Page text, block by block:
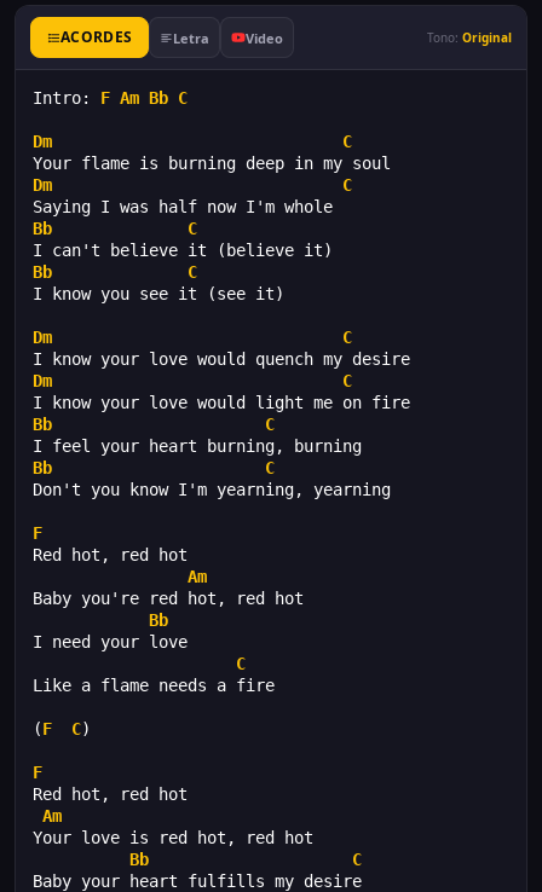
ACORDES Letra Video Tono: Original
Intro: F Am Bb C
Dm
C
Your flame is burning deep in my soul
Dm
C
Saying I was half now I'm whole
Bb
C
I can't believe it (believe it)
Bb
C
I know you see it (see it)
Dm
C
I know your love would quench my desire
Dm
C
I know your love would light me on fire
Bb
C
I feel your heart burning, burning
Bb
C
Don't you know I'm yearning, yearning
F
Red hot, red hot
Am
Baby you're red hot, red hot
Bb
I need your love
C
Like a flame needs a fire
(F C)
F
Red hot, red hot
Am
Your love is red hot, red hot
Bb
C
Baby your heart fulfills my desire